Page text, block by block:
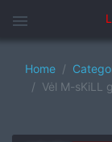
menu
Home
Vėl M-sKiLL